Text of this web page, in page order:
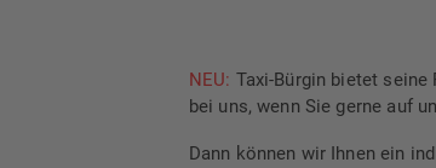
NEU: Taxi-Bürgin bietet
bei uns, wenn Sie gerne auf
Dann können wir Ihnen ein